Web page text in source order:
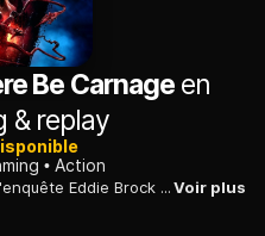
Be Carnage en
& replay
Action
Après avoir choisi le journaliste d'enquête Eddie Brock comme hôte, le symbiote extraterrestre Venom doit affronter un nouvel ennemi du nom de Carnage, qui se trouve à être l'alter ego du tueur en série Cletus Kasady.Voir plus